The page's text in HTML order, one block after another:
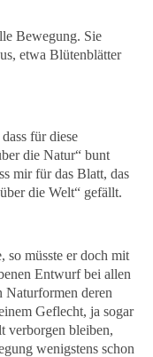
Bewegung. Sie
etwa Blütenblätter
für diese
die Natur“ bunt
mir für das Blatt, das
die Welt“ gefällt.
so müsste er doch mit
Entwurf bei allen
Naturformen deren
Geflecht, ja sogar
verborgen bleiben,
wenigstens schon